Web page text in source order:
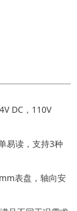
DC，110V
易读，支持3种
表盘，轴向安